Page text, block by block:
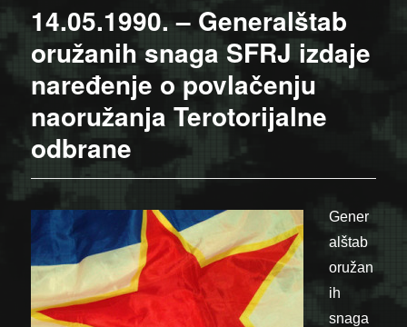
14.05.1990. – Generalštab
oružanih snaga SFRJ izdaje
naređenje o povlačenju
naoružanja Terotorijalne
odbrane
Gener
alštab
oružan
ih
snaga